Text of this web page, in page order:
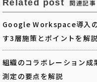
Related post 関連記事
Google Workspace導入
す3層施策とポイントを解説
組織のコラボレーション成
測定の要点を解説